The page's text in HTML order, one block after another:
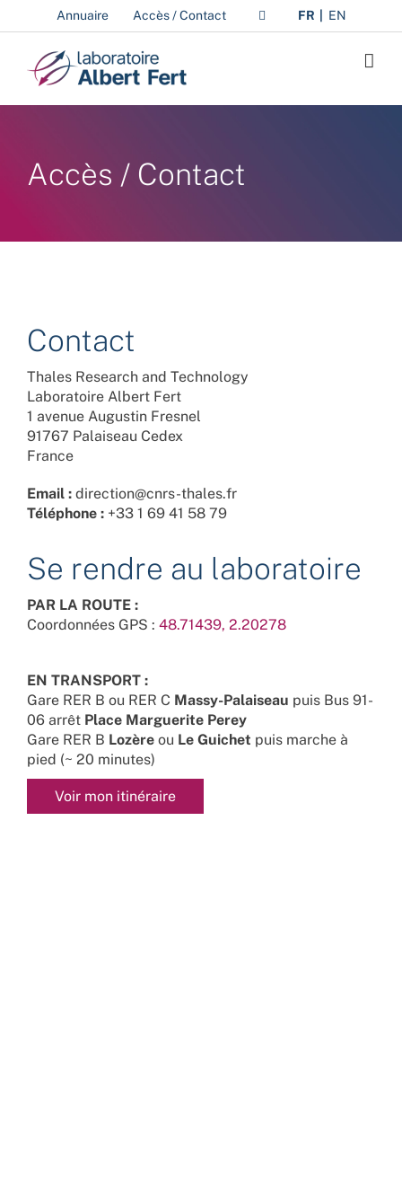
au
contenu
Annuaire Accès / Contact FR EN
Accès / Contact
Contact
Thales Research and Technology
Laboratoire Albert Fert
1 avenue Augustin Fresnel
91767 Palaiseau Cedex
France
Email :direction@cnrs-thales.fr
Téléphone :+33 1 69 41 58 79
Se rendre au laboratoire
PAR LA ROUTE :
Coordonnées GPS : 48.71439, 2.20278
EN TRANSPORT :
Gare RER B ou RER C Massy-Palaiseau puis Bus 91-
06 arrêt Place Marguerite Perey
Gare RER B Lozèreou Le Guichet puis marche à
pied (~ 20 minutes)
Voir mon itinéraire